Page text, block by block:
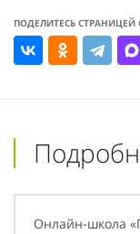
ПОДЕЛИТЕСЬ СТРАНИЦЕЙ
Онлайн-школа